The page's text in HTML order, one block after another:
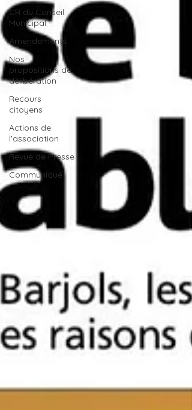
CR du Conseil
Municipal
Amendements
Nos
propositions de
délibération
Recours
citoyens
Actions de
l'association
Revue de Presse
Communiqué